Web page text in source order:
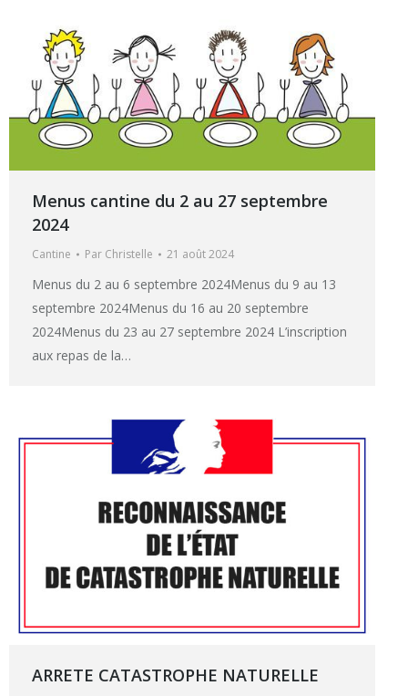
Menus cantine du 2 au 27 septembre
2024
Cantine Par Christelle 21 août 2024
Menus du 2 au 6 septembre 2024Menus du 9 au 13
septembre 2024Menus du 16 au 20 septembre
2024Menus du 23 au 27 septembre 2024 L’inscription
aux repas de la…
ARRETE CATASTROPHE NATURELLE